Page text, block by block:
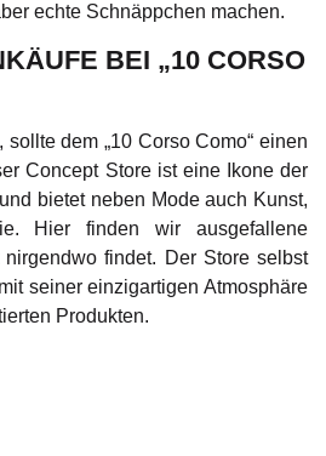
echte Schnäppchen machen.
BEI „10 CORSO
dem „10 Corso Como“ einen
Concept Store ist eine Ikone der
bietet neben Mode auch Kunst,
Hier finden wir ausgefallene
findet. Der Store selbst
seiner einzigartigen Atmosphäre
Produkten.